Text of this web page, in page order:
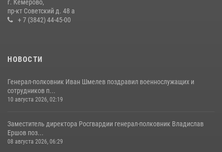
20 июля 2026, 08:52
г. Кемерово,
пр-кт Советский д. 48 а
+ 7 (3842) 44-45-00
НОВОСТИ
Генерал-полковник Иван Шмелев поздравил военнослужащих и
сотрудников п...
10 августа 2026, 02:19
Заместитель директора Росгвардии генерал-полковник Владислав
Ершов поз...
08 августа 2026, 06:29